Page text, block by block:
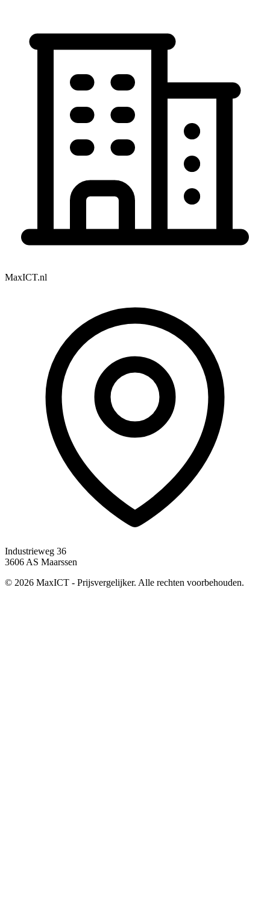
MaxICT.nl
Industrieweg 36
3606 AS Maarssen
© 2026 MaxICT - Prijsvergelijker. Alle rechten voorbehouden.